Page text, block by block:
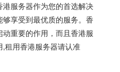
服务器作为您的首选解决
享受到最优质的服务。 香
重要的作用，而且香港服
租用香港服务器请认准